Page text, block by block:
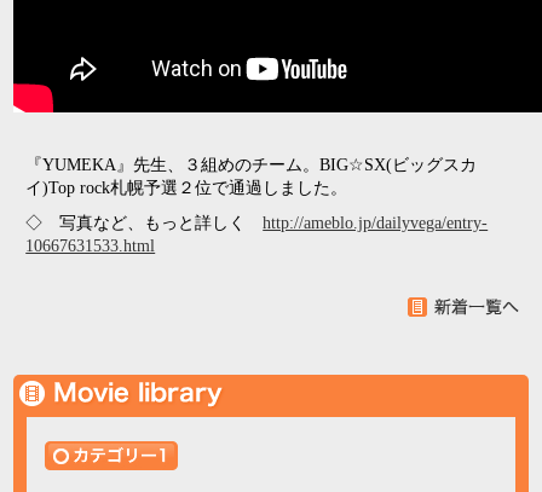
『YUMEKA』先生、３組めのチーム。BIG☆SX(ビッグスカ
イ)Top rock札幌予選２位で通過しました。
◇ 写真など、もっと詳しくhttp://ameblo.jp/dailyvega/entry-
10667631533.html